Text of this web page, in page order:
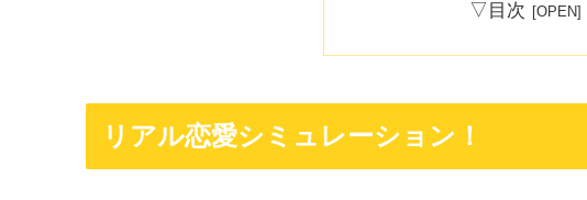
▽目次
リアル恋愛シミュレーション！